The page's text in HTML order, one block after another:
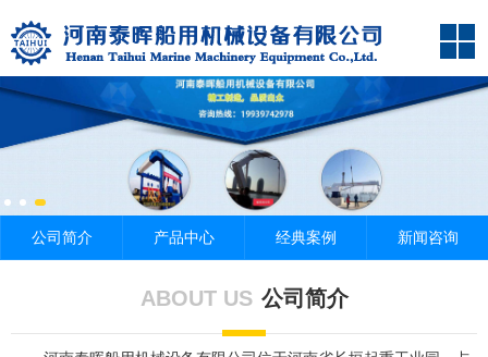
公司简介 产品中心 经典案例 新闻咨询
ABOUT US 公司简介